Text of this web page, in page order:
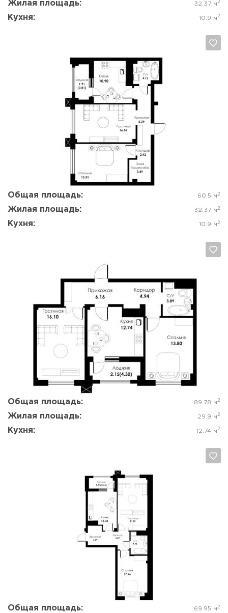
Жилая площадь: 32.37 м 2
Кухня: 10.9 м 2
Общая площадь: 60.5 м 2
Жилая площадь: 32.37 м 2
Кухня: 10.9 м 2
Да, удалить Отмена
Общая площадь: 89.78 м 2
Жилая площадь: 29.9 м 2
Кухня: 12.74 м 2
Да, удалить
Общая площадь: 69.95 м 2
Отмена